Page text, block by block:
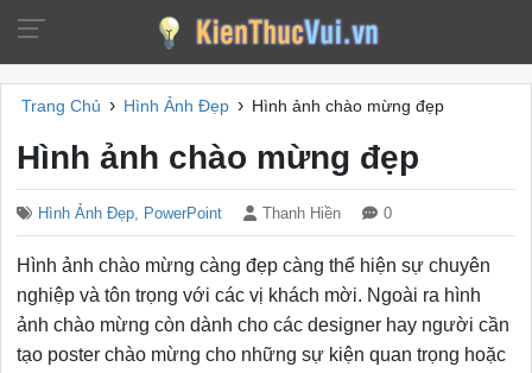
Trang Chủ › Hình Ảnh Đẹp › Hình ảnh chào mừng đẹp
Hình ảnh chào mừng đẹp
Hình Ảnh Đẹp, PowerPoint Thanh Hiền 0
Hình ảnh chào mừng càng đẹp càng thể hiện sự chuyên
nghiệp và tôn trọng với các vị khách mời. Ngoài ra hình
ảnh chào mừng còn dành cho các designer hay người cần
tạo poster chào mừng cho những sự kiện quan trọng hoặc